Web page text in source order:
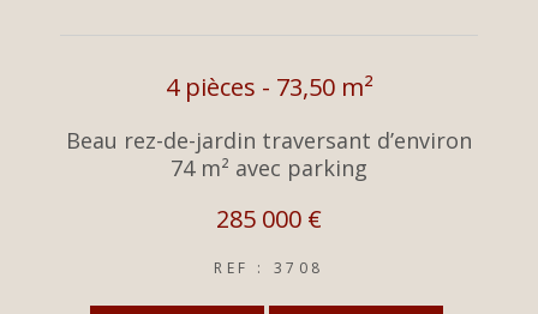
4 pièces - 73,50 m²
Beau rez-de-jardin traversant d’environ
74 m² avec parking
285 000 €
REF : 3708